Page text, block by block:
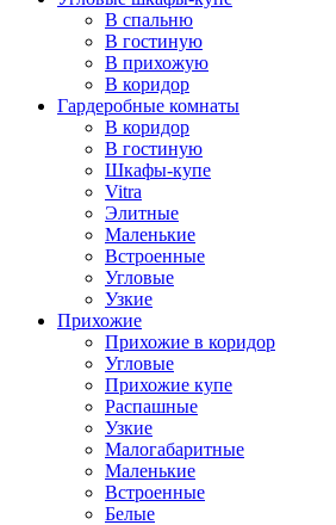
В спальню
В гостиную
В прихожую
В коридор
Гардеробные комнаты
В коридор
В гостиную
Шкафы-купе
Vitra
Элитные
Маленькие
Встроенные
Угловые
Узкие
Прихожие
Прихожие в коридор
Угловые
Прихожие купе
Распашные
Узкие
Малогабаритные
Маленькие
Встроенные
Белые